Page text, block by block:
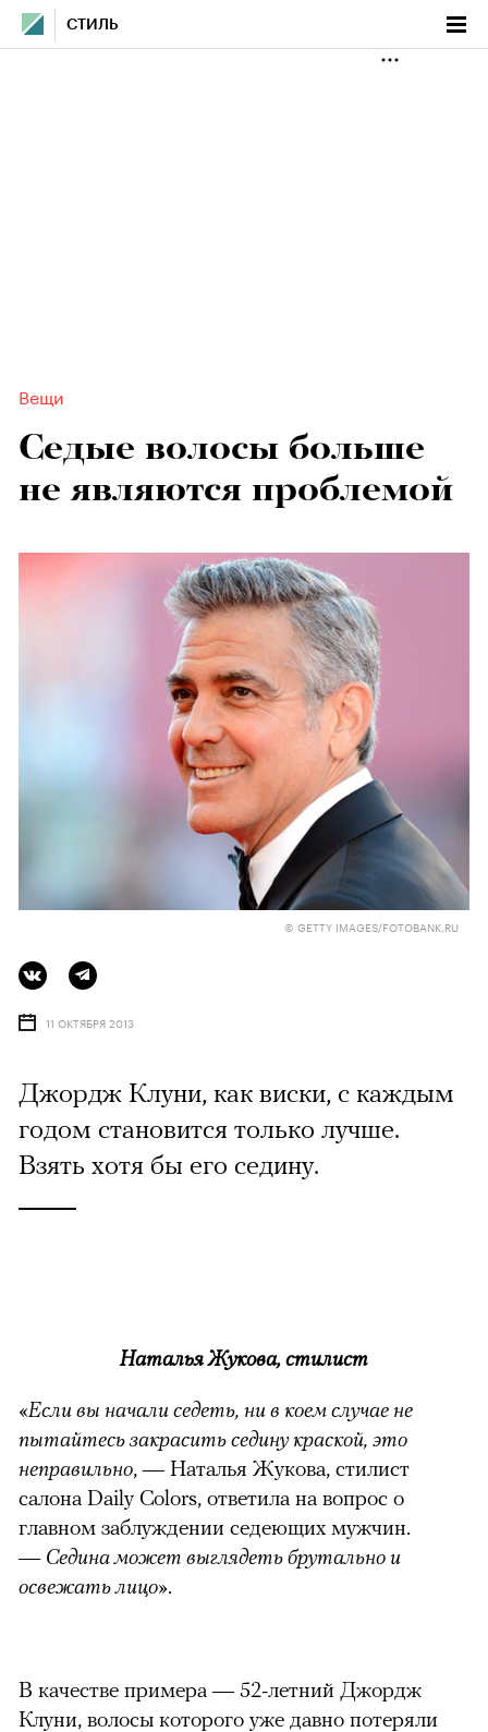
СТИЛЬ
Вещи
Седые волосы больше
не являются проблемой
© GETTY IMAGES/FOTOBANK.RU
11 ОКТЯБРЯ 2013
Джордж Клуни, как виски, с каждым
годом становится только лучше.
Взять хотя бы его седину.
Наталья Жукова, стилист
«Если вы начали седеть, ни в коем случае не
пытайтесь закрасить седину краской, это
неправильно, — Наталья Жукова, стилист
салона Daily Colors, ответила на вопрос о
главном заблуждении седеющих мужчин.
— Седина может выглядеть брутально и
освежать лицо».
В качестве примера — 52-летний Джордж
Клуни, волосы которого уже давно потеряли